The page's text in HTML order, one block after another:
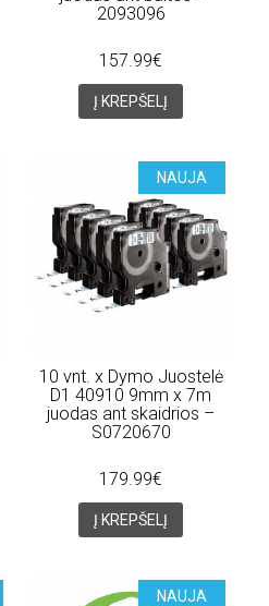
2093096
157.99€
Į KREPŠELĮ
NAUJA
10 vnt. x Dymo Juostelė
D1 40910 9mm x 7m
juodas ant skaidrios –
S0720670
179.99€
Į KREPŠELĮ
NAUJA